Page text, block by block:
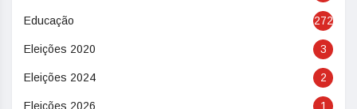
Educação 272
Eleições 2020 3
Eleições 2024 2
Eleições 2026 1